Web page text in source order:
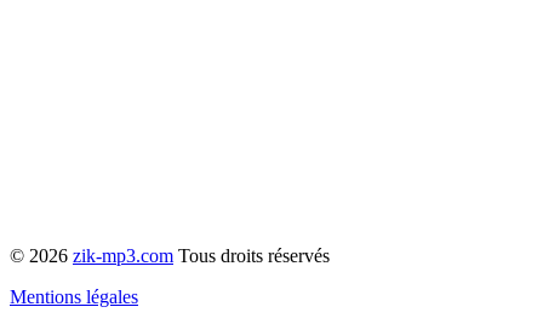
© 2026 zik-mp3.com Tous droits réservés
Mentions légales